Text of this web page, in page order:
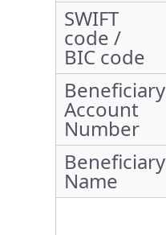
SWIFT
code /
BIC code
Beneficiary
Account
Number
Beneficiary
Name